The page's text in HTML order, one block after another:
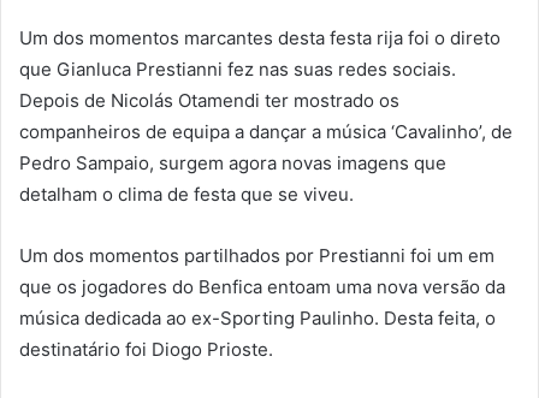
Um dos momentos marcantes desta festa rija foi o direto
que Gianluca Prestianni fez nas suas redes sociais.
Depois de Nicolás Otamendi ter mostrado os
companheiros de equipa a dançar a música ‘Cavalinho’, de
Pedro Sampaio, surgem agora novas imagens que
detalham o clima de festa que se viveu.
Um dos momentos partilhados por Prestianni foi um em
que os jogadores do Benfica entoam uma nova versão da
música dedicada ao ex-Sporting Paulinho. Desta feita, o
destinatário foi Diogo Prioste.